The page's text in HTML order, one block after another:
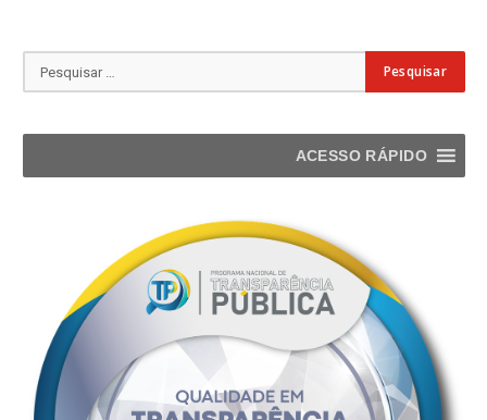
ACESSO RÁPIDO